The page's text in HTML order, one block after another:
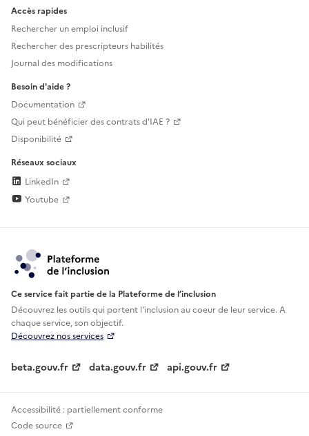
Accès rapides
Rechercher un emploi inclusif
Rechercher des prescripteurs habilités
Journal des modifications
Besoin d'aide ?
Documentation
Qui peut bénéficier des contrats d'IAE ?
Disponibilité
Réseaux sociaux
LinkedIn
Youtube
Ce service fait partie de la Plateforme de l’inclusion
Découvrez les outils qui portent l'inclusion aucoeur de leur service. A
chaque service, son objectif.
Découvrez nos services
beta.gouv.fr data.gouv.fr api.gouv.fr
Accessibilité : partiellement conforme
Code source